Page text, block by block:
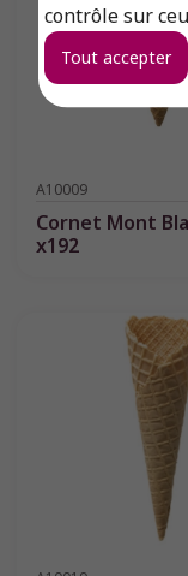
contrôle sur
Tout accepter
A10009
Cornet Mont
x192